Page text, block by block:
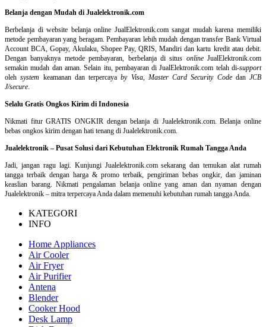
Belanja dengan Mudah di Jualelektronik.com
Berbelanja diwebsite belanja online JualElektronik.com sangat mudah karena memiliki
metode pembayaran yang beragam. Pembayaran lebih mudah dengan transfer Bank Virtual
Account BCA, Gopay, Akulaku, Shopee Pay, QRIS, Mandiri dan kartu kredit atau debit.
Dengan banyaknya metode pembayaran, berbelanja di situs onlineJualElektronik.com
semakin mudah dan aman. Selain itu, pembayaran di JualElektronik.com telah di-support
olehsystem keamanan dan terpercayaby Visa, Master Card Security Codedan JCB
J/secure
Selalu Gratis Ongkos Kirim di Indonesia
Nikmati fitur GRATIS ONGKIR dengan belanja di Jualelektronik.com. Belanja online
bebas ongkos kirim dengan hati tenang di Jualelektronik.com.
Jualelektronik – Pusat Solusi dari Kebutuhan Elektronik Rumah Tangga Anda
Jadi, jangan ragu lagi. Kunjungi Jualelektronik.com sekarang dan temukan alat rumah
tangga terbaik dengan harga & promo terbaik, pengiriman bebas ongkir, dan jaminan
keaslian barang. Nikmati pengalaman belanja online yang aman dan nyaman dengan
Jualelektronik – mitra terpercaya Anda dalam memenuhi kebutuhan rumah tangga Anda.
KATEGORI
INFO
Home Appliances
Air Cooler
Air Fryer
Air Purifier
Antena
Blender
Cooker Hood
Desk Lamp